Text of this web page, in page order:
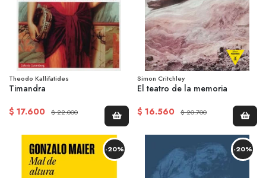
Theodo Kallifatides
Timandra
$ 17.600
$ 22.000
Simon Critchley
El teatro de la memoria
$ 16.560
$ 20.700
-20% -20%